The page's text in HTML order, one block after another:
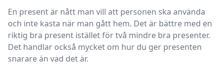
En present är nått man vill att personen ska använda
och inte kasta när man gått hem. Det är bättre med en
riktig bra present istället för två mindre bra presenter.
Det handlar också mycket om hur du ger presenten
snarare än vad det är.